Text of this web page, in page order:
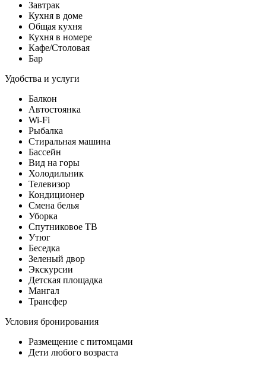
Завтрак
Кухня в доме
Общая кухня
Кухня в номере
Кафе/Столовая
Бар
Удобства и услуги
Балкон
Автостоянка
Wi-Fi
Рыбалка
Стиральная машина
Бассейн
Вид на горы
Холодильник
Телевизор
Кондиционер
Смена белья
Уборка
Спутниковое ТВ
Утюг
Беседка
Зеленый двор
Экскурсии
Детская площадка
Мангал
Трансфер
Условия бронирования
Размещение с питомцами
Дети любого возраста